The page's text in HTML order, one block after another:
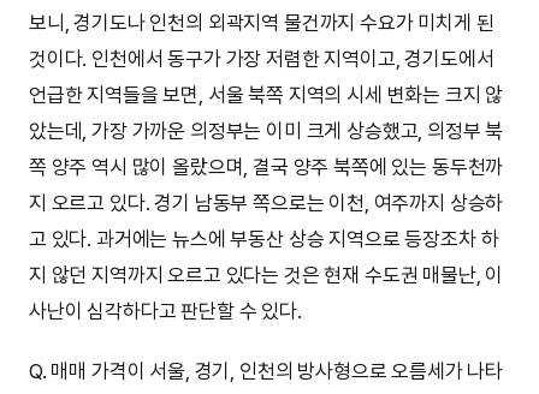
보니, 경기도나 인천의 외곽지역 물건까지 수요가 미치게 된
것이다. 인천에서 동구가 가장 저렴한 지역이고, 경기도에서
언급한 지역들을 보면, 서울 북쪽 지역의 시세 변화는 크지 않
았는데, 가장 가까운 의정부는 이미 크게 상승했고, 의정부 북
쪽 양주 역시 많이 올랐으며, 결국 양주 북쪽에 있는 동두천까
지 오르고 있다. 경기 남동부 쪽으로는 이천, 여주까지 상승하
고 있다. 과거에는 뉴스에 부동산 상승 지역으로 등장조차 하
지 않던 지역까지 오르고 있다는 것은 현재 수도권 매물난, 이
사난이 심각하다고 판단할 수 있다.
Q. 매매 가격이 서울, 경기, 인천의 방사형으로 오름세가 나타